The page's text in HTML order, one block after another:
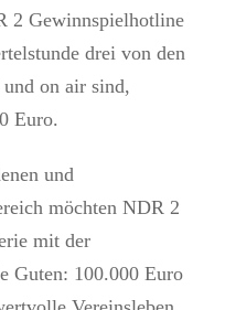
2 Gewinnspielhotline
drei von den
und on air sind,
Euro.
und
möchten NDR 2
mit der
Guten: 100.000 Euro